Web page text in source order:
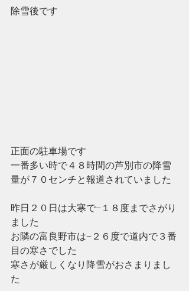
除雪後です
正面の駐車場です
一番多い時で４８時間の芦別市の降雪
量が７０センチと報道されていました
昨日２０日は大寒で−１８度までさがり
ました
お隣の富良野市は−２６度で道内で３番
目の寒さでした
寒さが厳しくなり降雪がおさまりまし
た